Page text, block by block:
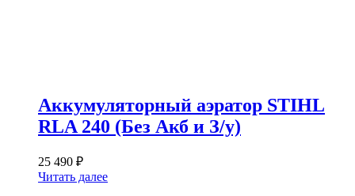
Аккумуляторный аэратор STIHL
RLA 240 (Без Акб и З/у)
25 490 ₽
Читать далее